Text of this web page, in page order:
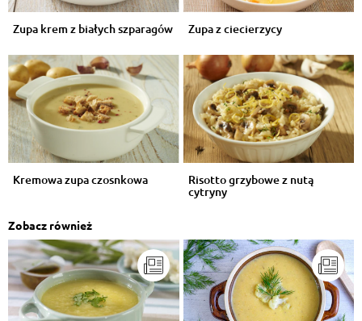
Zupa krem z białych szparagów Zupa z ciecierzycy
Kremowa zupa czosnkowa Risotto grzybowe z nutą
cytryny
Zobacz również